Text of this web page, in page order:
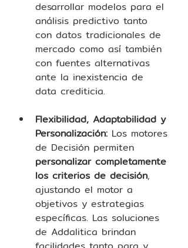
desarrollar modelos para el
análisis predictivo tanto
con datos tradicionales de
mercado como así también
con fuentes alternativas
ante la inexistencia de
data crediticia.
Flexibilidad, Adaptabilidad y
Personalización: Los motores
de Decisión permiten
personalizar completamente
los criterios de decisión,
ajustando el motor a
objetivos y estrategias
específicas. Las soluciones
de Addalitica brindan